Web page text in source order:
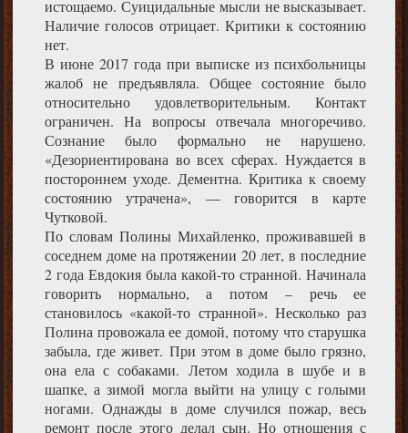
истощаемо. Суицидальные мысли не высказывает.
Наличие голосов отрицает. Критики к состоянию
нет.
В июне 2017 года при выписке из психбольницы
жалоб не предъявляла. Общее состояние было
относительно удовлетворительным. Контакт
ограничен. На вопросы отвечала многоречиво.
Сознание было формально не нарушено.
«Дезориентирована во всех сферах. Нуждается в
постороннем уходе. Дементна. Критика к своему
состоянию утрачена», — говорится в карте
Чутковой.
По словам Полины Михайленко, проживавшей в
соседнем доме на протяжении 20 лет, в последние
2 года Евдокия была какой-то странной. Начинала
говорить нормально, а потом – речь ее
становилось «какой-то странной». Несколько раз
Полина провожала ее домой, потому что старушка
забыла, где живет. При этом в доме было грязно,
она ела с собаками. Летом ходила в шубе и в
шапке, а зимой могла выйти на улицу с голыми
ногами. Однажды в доме случился пожар, весь
ремонт после этого делал сын. Но отношения с